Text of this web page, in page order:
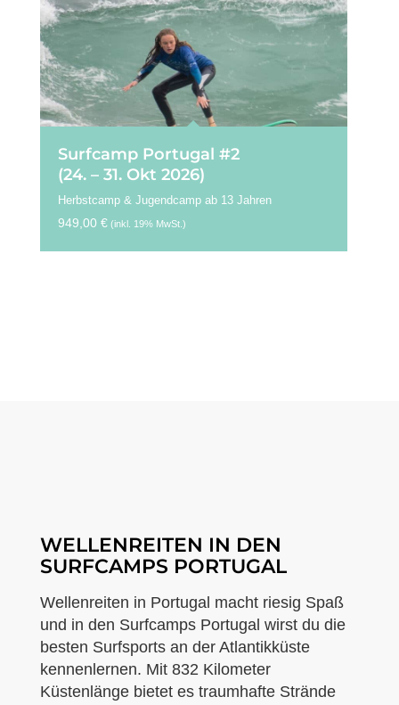
Surfcamp Portugal #2
(24. – 31. Okt 2026)
Herbstcamp & Jugendcamp ab 13 Jahren
949,00 €(inkl. 19% MwSt.)
WELLENREITEN IN DEN
SURFCAMPS PORTUGAL
Wellenreiten in Portugal macht riesig Spaß
und in den Surfcamps Portugal wirst du die
besten Surfsports an der Atlantikküste
kennenlernen. Mit 832 Kilometer
Küstenlänge bietet es traumhafte Strände